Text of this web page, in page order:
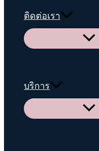
ติดต่อเรา
Menu
บริการ
Menu